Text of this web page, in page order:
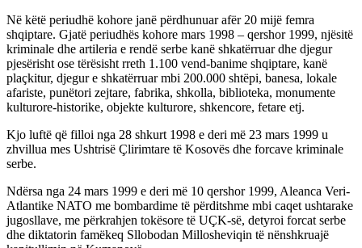
Në këtë periudhë kohore janë përdhunuar afër 20 mijë femra
shqiptare. Gjatë periudhës kohore mars 1998 – qershor 1999, njësitë
kriminale dhe artileria e rendë serbe kanë shkatërruar dhe djegur
pjesërisht ose tërësisht rreth 1.100 vend-banime shqiptare, kanë
plaçkitur, djegur e shkatërruar mbi 200.000 shtëpi, banesa, lokale
afariste, punëtori zejtare, fabrika, shkolla, biblioteka, monumente
kulturore-historike, objekte kulturore, shkencore, fetare etj.
Kjo luftë që filloi nga 28 shkurt 1998 e deri më 23 mars 1999 u
zhvillua mes Ushtrisë Çlirimtare të Kosovës dhe forcave kriminale
serbe.
Ndërsa nga 24 mars 1999 e deri më 10 qershor 1999, Aleanca Veri-
Atlantike NATO me bombardime të përditshme mbi caqet ushtarake
jugosllave, me përkrahjen tokësore të UÇK-së, detyroi forcat serbe
dhe diktatorin famëkeq Sllobodan Millosheviqin të nënshkruajë